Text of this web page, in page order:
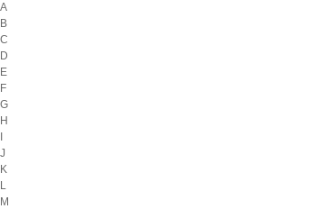
A
B
C
D
E
F
G
H
J
K
L
M